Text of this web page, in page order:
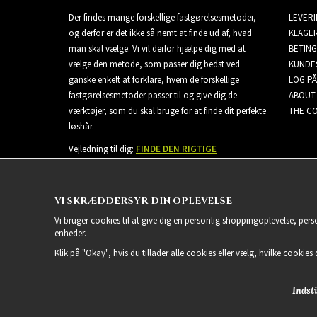
Der findes mange forskellige fastgørelsesmetoder,
og derfor er det ikke så nemt at finde ud af, hvad
man skal vælge. Vi vil derfor hjælpe dig med at
vælge den metode, som passer dig bedst ved
ganske enkelt at forklare, hvem de forskellige
fastgørelsesmetoder passer til og give dig de
værktøjer, som du skal bruge for at finde dit perfekte
løshår.
Vejledning til dig: FINDE DEN RIGTIGE
LOG PÅ
THE
VI SKRÆDDERSYR DIN OPLEVELSE
Vi bruger cookies til at give dig en personlig shoppingoplevelse,
enheder.
Klik på "Okay", hvis du tillader alle cookies eller vælg, hvilke